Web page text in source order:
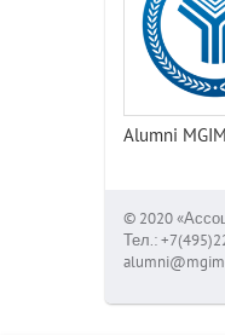
Alumni
© 2020
Тел.: